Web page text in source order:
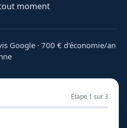
moment
Google · 700 € d'économie/an
Étape 1 sur 3